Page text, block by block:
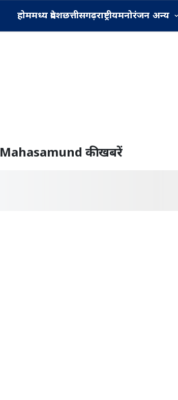
होममध्य प्रदेशछत्तीसगढ़राष्ट्रीयमनोरंजन अन्य
Mahasamund की खबरें